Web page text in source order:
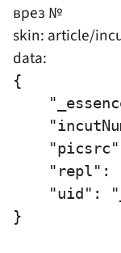
врез №
skin: article/
data:
{
"repl":
"uid":